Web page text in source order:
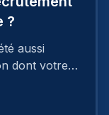
?
aussi
dont votre